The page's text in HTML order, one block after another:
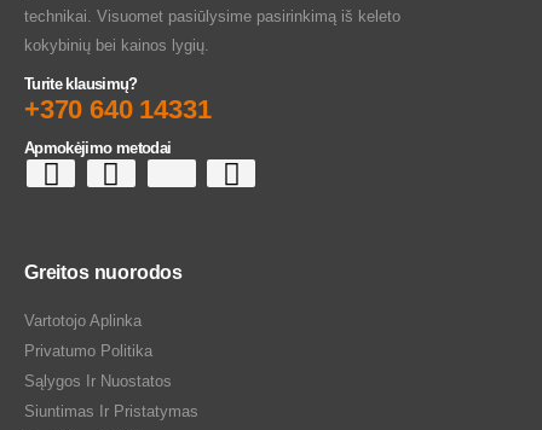
technikai. Visuomet pasiūlysime pasirinkimą iš keleto
kokybinių bei kainos lygių.
Turite klausimų?
+370 640 14331
Apmokėjimo metodai
Greitos nuorodos
Vartotojo Aplinka
Privatumo Politika
Sąlygos Ir Nuostatos
Siuntimas Ir Pristatymas